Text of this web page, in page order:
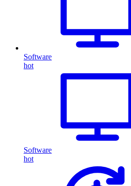
Software
hot
Software
hot